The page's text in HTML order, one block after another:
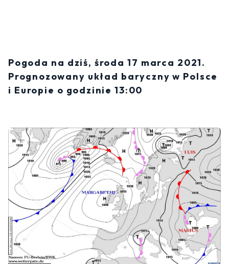
Pogoda na dziś, środa 17 marca 2021.
Prognozowany układ baryczny w Polsce
i Europie o godzinie 13:00